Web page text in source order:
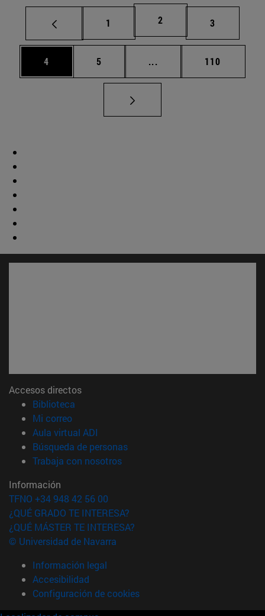
Página
1 Página
2 Página
3
Página
4 Página
5 ... Páginas intermedias
Página
110
Accesos directos
Biblioteca
Mi correo(abre en nueva ventana)
Aula virtual ADI
Búsqueda de personas(abre en nueva ventana)
Trabaja con nosotros(abre en nueva ventana)
Información
TFNO +34 948 42 56 00
¿QUÉ GRADO TE INTERESA?
¿QUÉ MÁSTER TE INTERESA?
© Universidad de Navarra
Información legal
Accesibilidad
Configuración de cookies